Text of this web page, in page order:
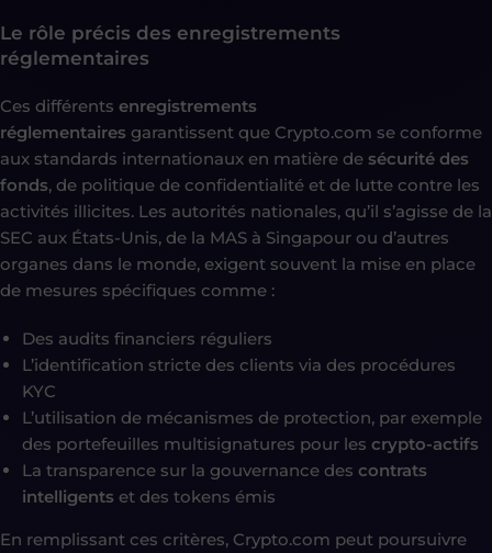
Le rôle précis des enregistrements
réglementaires
Ces différents enregistrements
réglementaires garantissent que Crypto.com se conforme
aux standards internationaux en matière de sécurité des
fonds, de politique de confidentialité et de lutte contre les
activités illicites. Les autorités nationales, qu’il s’agisse de la
SEC aux États-Unis, de la MAS à Singapour ou d’autres
organes dans le monde, exigent souvent la mise en place
de mesures spécifiques comme :
Des audits financiers réguliers
L’identification stricte des clients via des procédures
KYC
L’utilisation de mécanismes de protection, par exemple
des portefeuilles multisignatures pour les crypto-actifs
La transparence sur la gouvernance des contrats
intelligents et des tokens émis
En remplissant ces critères, Crypto.com peut poursuivre